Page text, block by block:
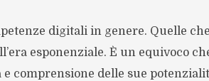
digitali in genere. Quelle
esponenziale. È un equivoco
comprensione delle sue